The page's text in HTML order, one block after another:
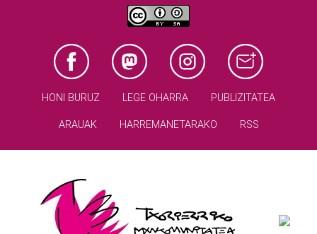
HONI BURUZ LEGE OHARRA PUBLIZITATEA
ARAUAK HARREMANETARAKO RSS